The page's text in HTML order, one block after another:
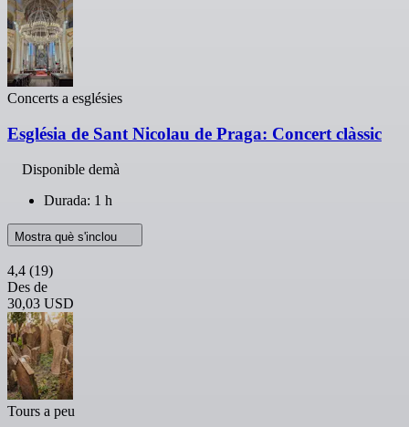
Concerts a esglésies
Església de Sant Nicolau de Praga: Concert clàssic
Disponible demà
Durada: 1 h
Mostra què s'inclou
4,4 (19)
Des de
30,03 USD
Tours a peu